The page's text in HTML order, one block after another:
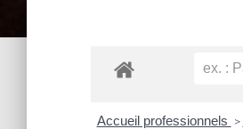
Accueil professionnels >